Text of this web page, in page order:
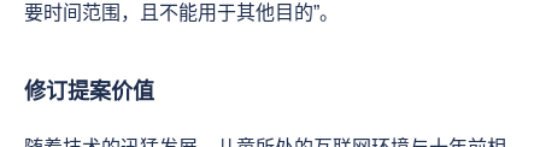
要时间范围，且不能用于其他目的”。
修订提案价值